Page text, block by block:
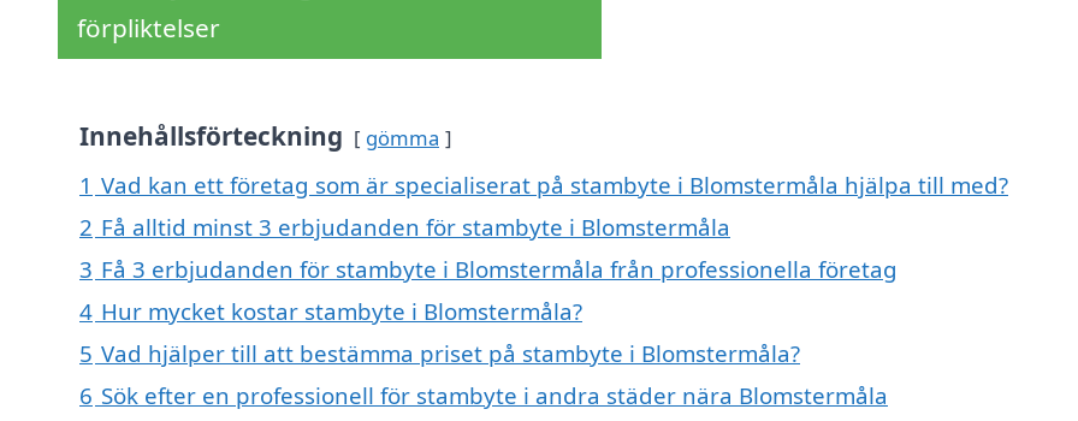
förpliktelser
Innehållsförteckning gömma
1 Vad kan ett företag som är specialiserat på stambyte i Blomstermåla hjälpa till med?
2 Få alltid minst 3 erbjudanden för stambyte i Blomstermåla
3 Få 3 erbjudanden för stambyte i Blomstermåla från professionella företag
4 Hur mycket kostar stambyte i Blomstermåla?
5 Vad hjälper till att bestämma priset på stambyte i Blomstermåla?
6 Sök efter en professionell för stambyte i andra städer nära Blomstermåla